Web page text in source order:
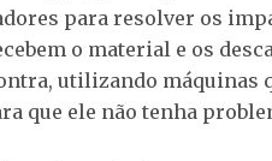
para resolver os
o material e os
utilizando máquinas
que ele não tenha